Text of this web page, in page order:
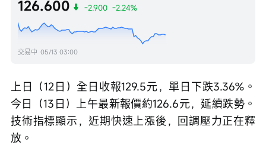
126.600 -2.900 -2.24%
交易中 05/13 03:00
上日（12日）全日收報129.5元，單日下跌3.36%。
今日（13日）上午最新報價約126.6元，延續跌勢。
技術指標顯示，近期快速上漲後，回調壓力正在釋
放。